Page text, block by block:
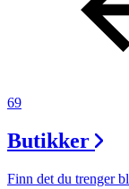
69
Butikker
Finn det du trenger